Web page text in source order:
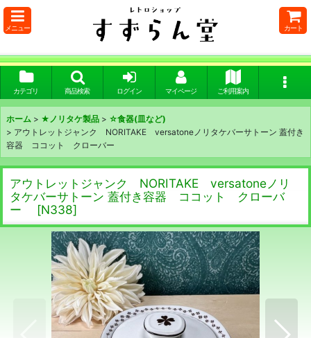
メニュー カート
カテゴリ 商品検索 ログイン マイページ ご利用案内
ホーム > ★ノリタケ製品 > ☆食器(皿など)
> アウトレットジャンク NORITAKE versatoneノリタケバーサトーン 蓋付き
容器 ココット クローバー
アウトレットジャンク NORITAKE versatoneノリ
タケバーサトーン 蓋付き容器 ココット クローバ
ー
[N338]